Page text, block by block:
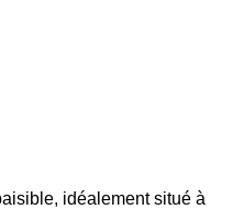
idéalement situé à